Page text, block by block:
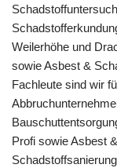
Weilerhöhe und
sowie Asbest &
Fachleute sind wir
Profi sowie Asbest